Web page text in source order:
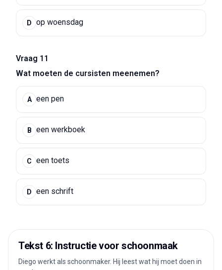
D op woensdag
Vraag 11
Wat moeten de cursisten meenemen?
A een pen
B een werkboek
C een toets
D een schrift
Tekst 6: Instructie voor schoonmaak
Diego werkt als schoonmaker. Hij leest wat hij moet doen in